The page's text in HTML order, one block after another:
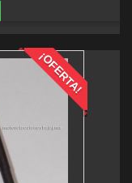
¡OFERTA!